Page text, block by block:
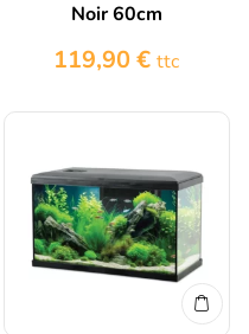
Noir 60cm
119,90€ ttc